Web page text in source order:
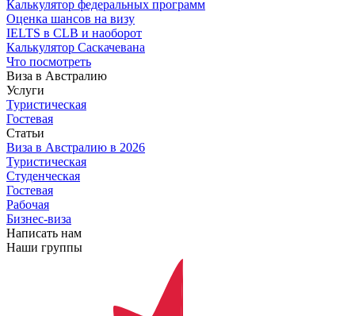
Калькулятор федеральных программ
Оценка шансов на визу
IELTS в CLB и наоборот
Калькулятор Саскачевана
Что посмотреть
Виза в Австралию
Услуги
Туристическая
Гостевая
Статьи
Виза в Австралию в 2026
Туристическая
Студенческая
Гостевая
Рабочая
Бизнес-виза
Написать нам
Наши группы